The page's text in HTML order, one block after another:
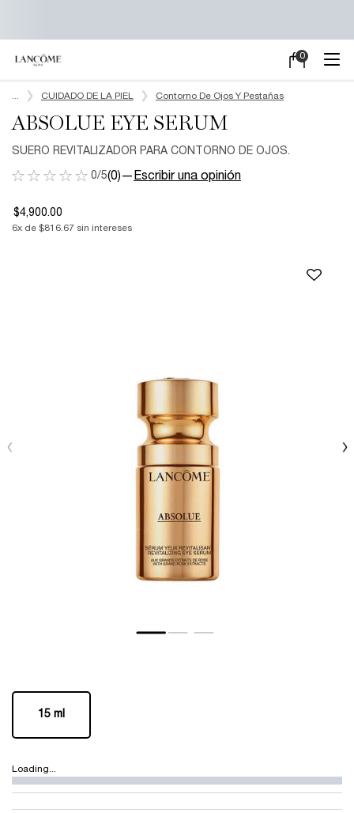
Mi
0
0 producto
CUIDADO DE LA PIEL Contorno De Ojos Y Pestañas
ABSOLUE EYE SERUM
SUERO REVITALIZADOR PARA CONTORNO DE OJOS.
0/5(0)— Escribir una opinión
$4,900.00
6x de $816.67 sin intereses
Selected
15 ml
, 1 of 1
Loading...